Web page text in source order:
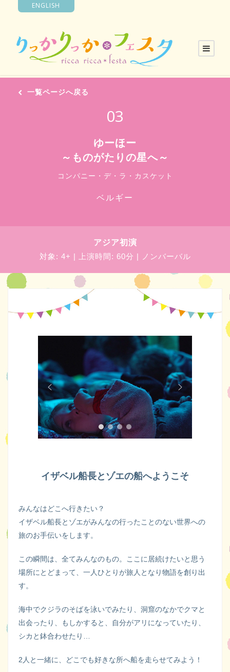
ENGLISH
一覧ページへ戻る
03
ゆーほー
～ものがたりの星へ～
コンパニー・デ・ラ・カスケット
ベルギー
アジア初演
対象: 4+ | 上演時間: 60分 | ノンバーバル
イザベル船長とゾエの船へようこそ
みんなはどこへ行きたい？
イザベル船長とゾエがみんなの行ったことのない世界への
旅のお手伝いをします。
この瞬間は、全てみんなのもの。ここに居続けたいと思う
場所にとどまって、一人ひとりが旅人となり物語を創り出
す。
海中でクジラのそばを泳いでみたり、洞窟のなかでクマと
出会ったり、もしかすると、自分がアリになっていたり、
シカと鉢合わせたり…
2人と一緒に、どこでも好きな所へ船を走らせてみよう！